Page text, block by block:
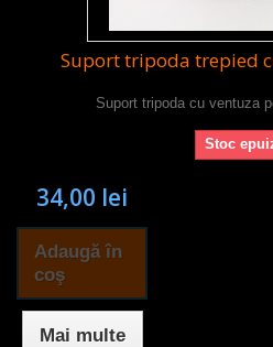
Suport tripoda trepied
Suport tripoda cu ventuza
Stoc
34,00 lei
Adaugă în
coş
Mai multe